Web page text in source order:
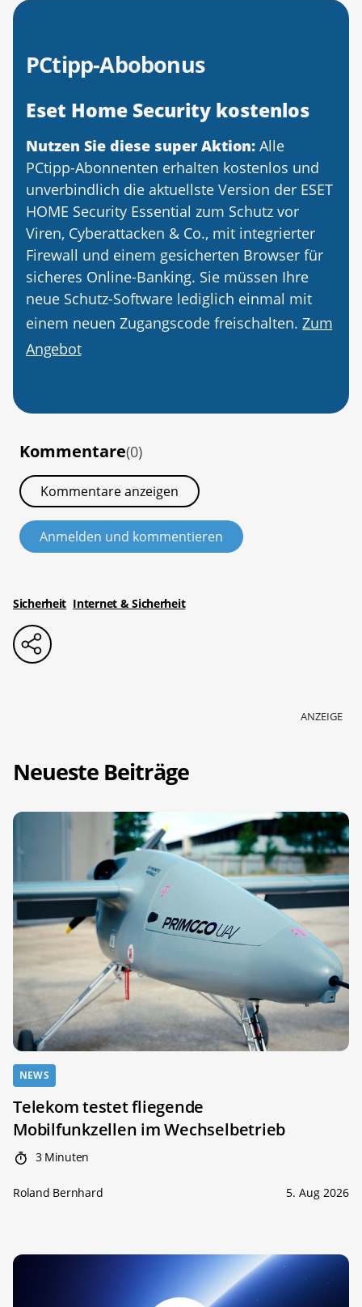
PCtipp-Abobonus
Eset Home Security kostenlos
Nutzen Sie diese super Aktion: Alle
PCtipp-Abonnenten erhalten kostenlos und
unverbindlich die aktuellste Version der ESET
HOME Security Essential zum Schutz vor
Viren, Cyberattacken & Co., mit integrierter
Firewall und einem gesicherten Browser für
sicheres Online-Banking. Sie müssen Ihre
neue Schutz-Software lediglich einmal mit
einem neuen Zugangscode freischalten. Zum
Angebot
Kommentare(0)
Kommentare anzeigen
Anmelden und kommentieren
Sicherheit Internet & Sicherheit
ANZEIGE
Neueste Beiträge
NEWS
Telekom testet fliegende
Mobilfunkzellen im Wechselbetrieb
3 Minuten
Roland Bernhard 5. Aug 2026